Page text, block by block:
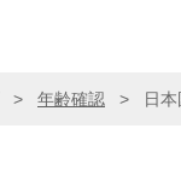
> 年齢確認 > 日